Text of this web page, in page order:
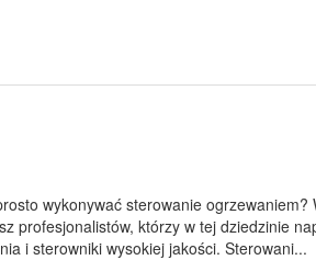
wykonywać sterowanie ogrzewaniem?
profesjonalistów, którzy w tej dziedzinie
i sterowniki wysokiej jakości. Sterowani...